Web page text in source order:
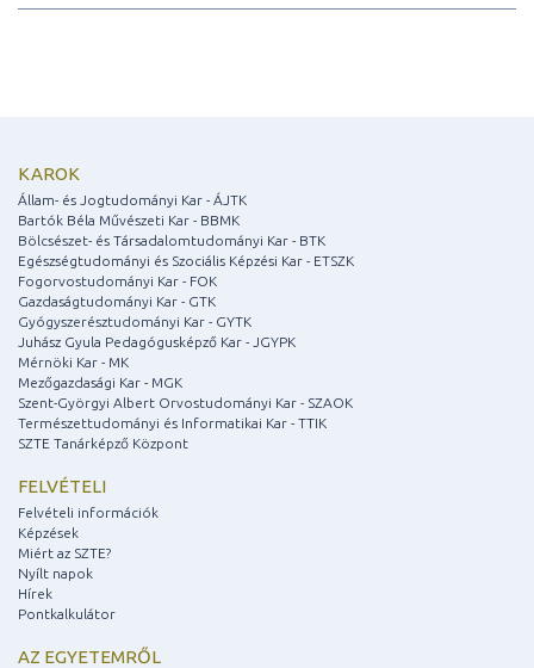
KAROK
Állam- és Jogtudományi Kar - ÁJTK
Bartók Béla Művészeti Kar - BBMK
Bölcsészet- és Társadalomtudományi Kar - BTK
Egészségtudományi és Szociális Képzési Kar - ETSZK
Fogorvostudományi Kar - FOK
Gazdaságtudományi Kar - GTK
Gyógyszerésztudományi Kar - GYTK
Juhász Gyula Pedagógusképző Kar - JGYPK
Mérnöki Kar - MK
Mezőgazdasági Kar - MGK
Szent-Györgyi Albert Orvostudományi Kar - SZAOK
Természettudományi és Informatikai Kar - TTIK
SZTE Tanárképző Központ
FELVÉTELI
Felvételi információk
Képzések
Miért az SZTE?
Nyílt napok
Hírek
Pontkalkulátor
AZ EGYETEMRŐL